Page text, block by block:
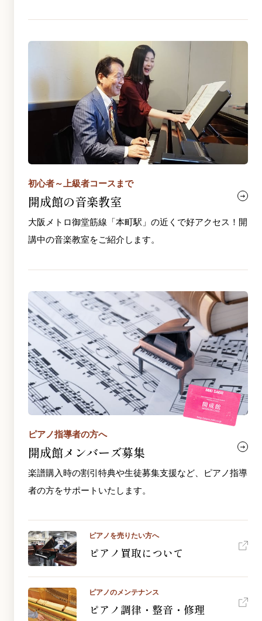
初心者～上級者コースまで
開成館の音楽教室
大阪メトロ御堂筋線「本町駅」の近くで好アクセス！開
講中の音楽教室をご紹介します。
ピアノ指導者の方へ
開成館メンバーズ募集
楽譜購入時の割引特典や生徒募集支援など、ピアノ指導
者の方をサポートいたします。
ピアノを売りたい方へ
ピアノ買取について
ピアノのメンテナンス
ピアノ調律・整音・修理